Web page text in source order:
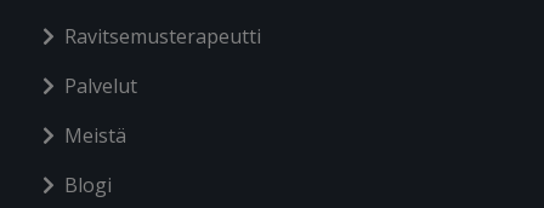
Ravitsemusterapeutti
Palvelut
Meistä
Blogi